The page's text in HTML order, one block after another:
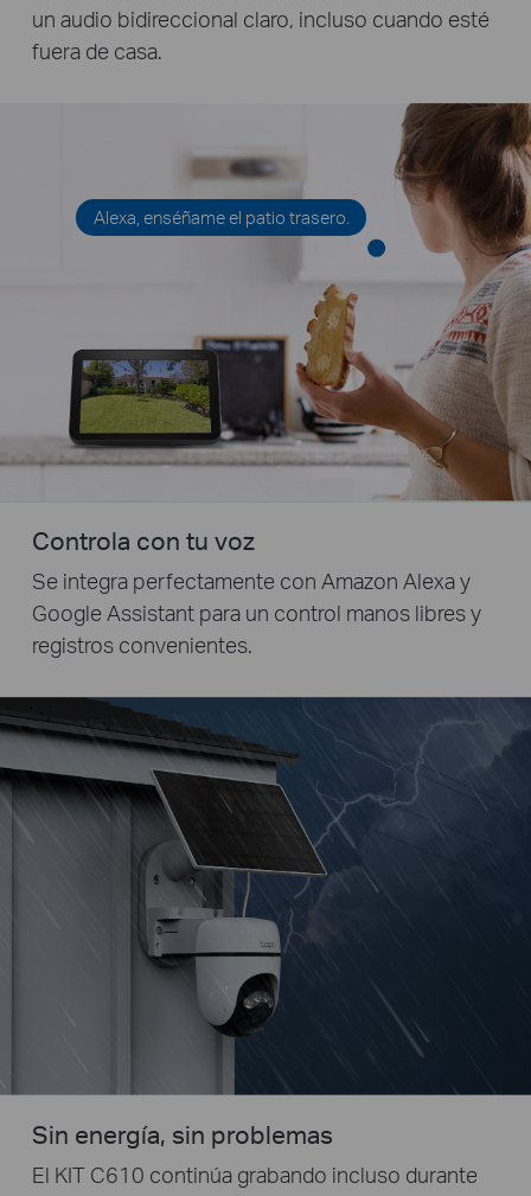
un audio bidireccional claro, incluso cuando esté
fuera de casa.
Alexa, enséñame el patio trasero.
Controla con tu voz
Se integra perfectamente con Amazon Alexa y
Google Assistant para un control manos libres y
registros convenientes.
Sin energía, sin problemas
El KIT C610 continúa grabando incluso durante